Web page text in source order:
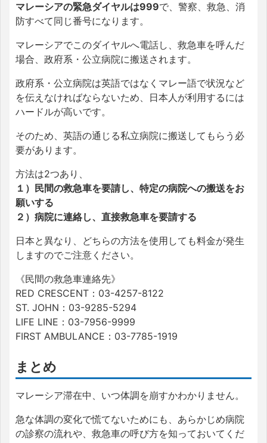
マレーシアの緊急ダイヤルは999で、警察、救急、消
防すべて同じ番号になります。
マレーシアでこのダイヤルへ電話し、救急車を呼んだ
場合、政府系・公立病院に搬送されます。
政府系・公立病院は英語ではなくマレー語で状況など
を伝えなければならないため、日本人が利用するには
ハードルが高いです。
そのため、英語の通じる私立病院に搬送してもらう必
要があります。
方法は2つあり、
１）民間の救急車を要請し、特定の病院への搬送をお
願いする
２）病院に連絡し、直接救急車を要請する
日本と異なり、どちらの方法を使用しても料金が発生
しますのでご注意ください。
《民間の救急車連絡先》
RED CRESCENT：03-4257-8122
ST. JOHN：03-9285-5294
LIFE LINE：03-7956-9999
FIRST AMBULANCE：03-7785-1919
まとめ
マレーシア滞在中、いつ体調を崩すかわかりません。
急な体調の変化で慌てないためにも、あらかじめ病院
の診察の流れや、救急車の呼び方を知っておいてくだ